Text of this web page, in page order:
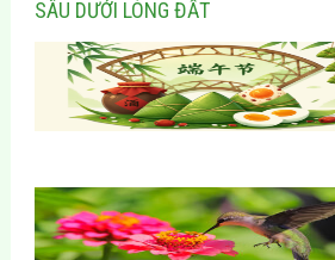
SÂU DƯỚI LÒNG ĐẤT